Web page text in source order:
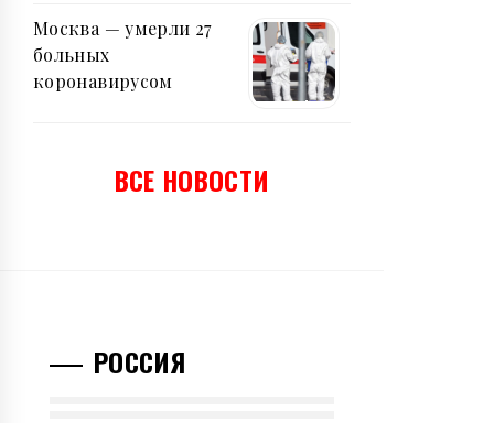
Москва — умерли 27
больных
коронавирусом
ВСЕ НОВОСТИ
РОССИЯ